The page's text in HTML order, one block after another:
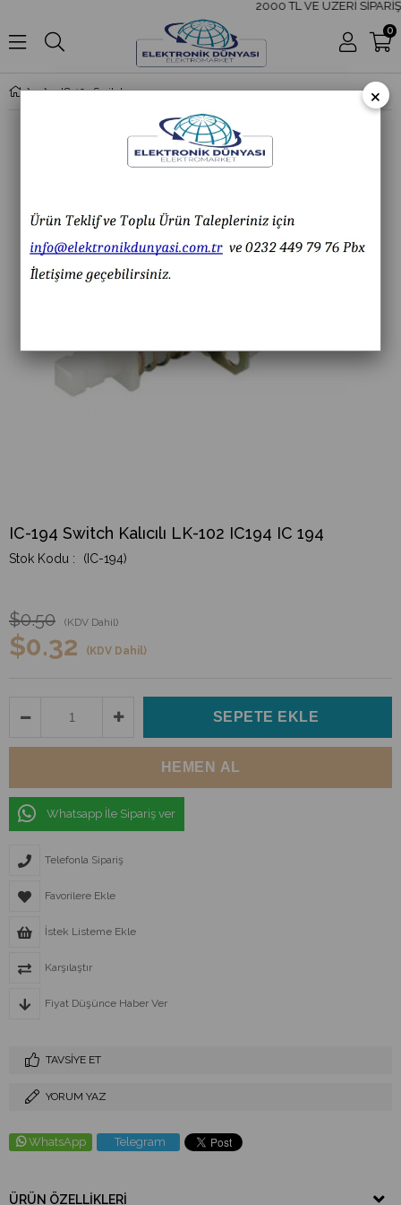
2000 TL VE ÜZERİ
0
IC-194 Switch Kalıcılı LK-102 IC194 IC 194
IC-194 Switch Kalıcılı LK-102 IC194 IC 194
(IC-194)
$0.50 (KDV Dahil)
$0.32 (KDV Dahil)
Whatsapp İle Sipariş ver
Telefonla Sipariş
Favorilere Ekle
İstek Listeme Ekle
Karşılaştır
Fiyat Düşünce Haber Ver
TAVSIYE ET
YORUM YAZ
WhatsApp Telegram
ÜRÜN ÖZELLIKLERI
×